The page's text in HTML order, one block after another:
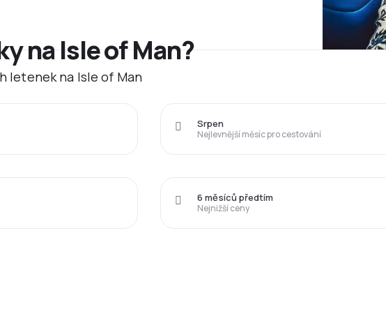
na Isle of Man?
letenek na Isle of Man
Nejlevnější měsíc pro cestování
Srpen
Nejnižší ceny
6 měsíců předtím